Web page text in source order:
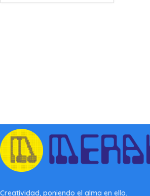
Creatividad, poniendo el alma en ello.